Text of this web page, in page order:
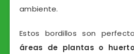
ambiente.
Estos bordillos son
áreas de plantas o